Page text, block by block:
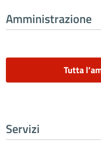
Amministrazione
Tutta
Servizi